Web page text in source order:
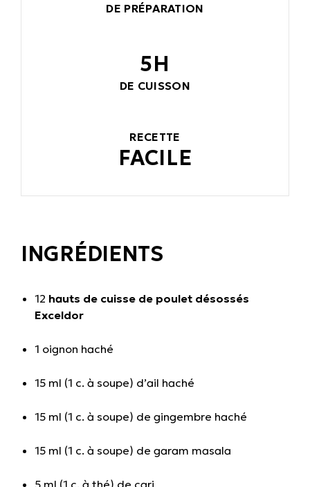
DE PRÉPARATION
5H
DE CUISSON
RECETTE
FACILE
INGRÉDIENTS
12 hauts de cuisse de poulet désossés
Exceldor
1 oignon haché
15 ml (1 c. à soupe) d’ail haché
15 ml (1 c. à soupe) de gingembre haché
15 ml (1 c. à soupe) de garam masala
5 ml (1 c. à thé) de cari